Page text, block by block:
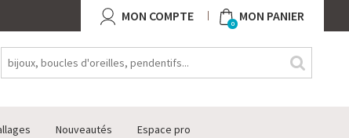
MON COMPTE 0 MON PANIER
Nouveautés Espace pro